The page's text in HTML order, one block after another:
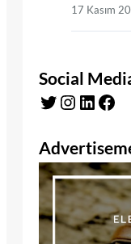
17 Kasım
Social
Twitter Instagram LinkedIn Facebook